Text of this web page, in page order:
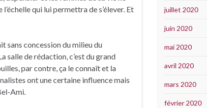
qui lui permettra de s’élever. Et
sans concession du milieu du
salle de rédaction, c’est du grand
par contre, ça le connaît et la
ont une certaine influence mais
Ami.
juillet 2020
juin 2020
mai 2020
avril 2020
mars 2020
février 2020